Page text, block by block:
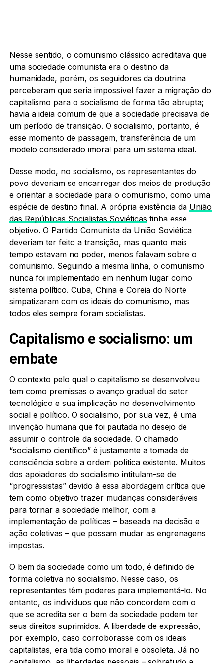
Nesse sentido, o comunismo clássico acreditava que
uma sociedade comunista era o destino da
humanidade, porém, os seguidores da doutrina
perceberam que seria impossível fazer a migração do
capitalismo para o socialismo de forma tão abrupta;
havia a ideia comum de que a sociedade precisava de
um período de transição. O socialismo, portanto, é
esse momento de passagem, transferência de um
modelo considerado imoral para um sistema ideal.
Desse modo, no socialismo, os representantes do
povo deveriam se encarregar dos meios de produção
e orientar a sociedade para o comunismo, como uma
espécie de destino final. A própria existência da União
das Repúblicas Socialistas Soviéticas tinha esse
objetivo. O Partido Comunista da União Soviética
deveriam ter feito a transição, mas quanto mais
tempo estavam no poder, menos falavam sobre o
comunismo. Seguindo a mesma linha, o comunismo
nunca foi implementado em nenhum lugar como
sistema político. Cuba, China e Coreia do Norte
simpatizaram com os ideais do comunismo, mas
todos eles sempre foram socialistas.
Capitalismo e socialismo: um
embate
O contexto pelo qual o capitalismo se desenvolveu
tem como premissas o avanço gradual do setor
tecnológico e sua implicação no desenvolvimento
social e político. O socialismo, por sua vez, é uma
invenção humana que foi pautada no desejo de
assumir o controle da sociedade. O chamado
“socialismo científico” é justamente a tomada de
consciência sobre a ordem política existente. Muitos
dos apoiadores do socialismo intitulam-se de
“progressistas” devido à essa abordagem crítica que
tem como objetivo trazer mudanças consideráveis
para tornar a sociedade melhor, com a
implementação de políticas – baseada na decisão e
ação coletivas – que possam mudar as engrenagens
impostas.
O bem da sociedade como um todo, é definido de
forma coletiva no socialismo. Nesse caso, os
representantes têm poderes para implementá-lo. No
entanto, os indivíduos que não concordem com o
que se acredita ser o bem da sociedade podem ter
seus direitos suprimidos. A liberdade de expressão,
por exemplo, caso corroborasse com os ideais
capitalistas, era tida como imoral e obsoleta. Já no